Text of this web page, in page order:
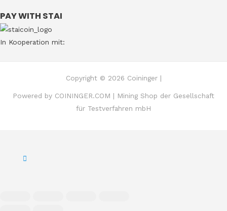
PAY WITH STAI
In Kooperation mit:
Copyright © 2026 Coininger |
Powered by COININGER.COM | Mining Shop der Gesellschaft
für Testverfahren mbH